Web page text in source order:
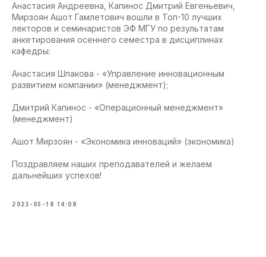
Анастасия Андреевна, Капинос Дмитрий Евгеньевич,
Мирзоян Ашот Гамлетович вошли в Топ-10 лучших
лекторов и семинаристов ЭФ МГУ по результатам
анкетирования осеннего семестра в дисциплинах
кафедры:
Анастасия Шпакова - «Управление инновационным
развитием компании» (менеджмент);
Дмитрий Капинос - «Операционный менеджмент»
(менеджмент)
Ашот Мирзоян - «Экономика инноваций» (экономика)
Поздравляем наших преподавателей и желаем
дальнейших успехов!
2023-05-18 14:08